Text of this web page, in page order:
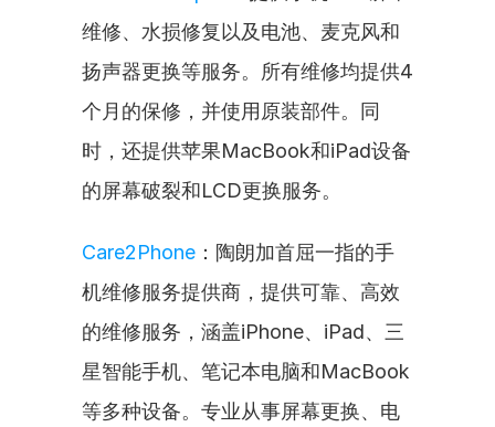
维修、水损修复以及电池、麦克风和
扬声器更换等服务。所有维修均提供4
个月的保修，并使用原装部件。同
时，还提供苹果MacBook和iPad设备
的屏幕破裂和LCD更换服务。
Care2Phone ：陶朗加首屈一指的手
机维修服务提供商，提供可靠、高效
的维修服务，涵盖iPhone、iPad、三
星智能手机、笔记本电脑和MacBook
等多种设备。专业从事屏幕更换、电